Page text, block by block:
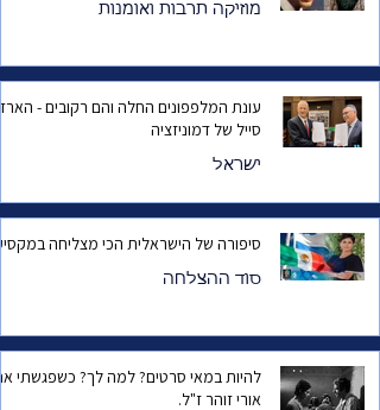
מוזיקה תרבות ואומנות
עונת המלפפונים החלה והם רקובים -
סייל של דמוניזציה
ישראל
סיפורה של הישראלית הכי מצליחה
סוד ההצלחה
להיות במאי סרטים? למה לך? כשפגשתי
אורי זוהר ז"ל.